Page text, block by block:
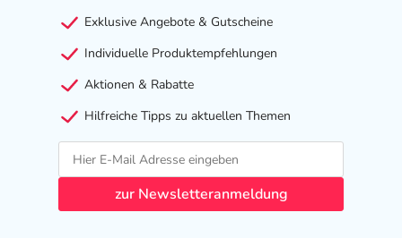
Exklusive Angebote & Gutscheine
Individuelle Produktempfehlungen
Aktionen & Rabatte
Hilfreiche Tipps zu aktuellen Themen
zur Newsletteranmeldung